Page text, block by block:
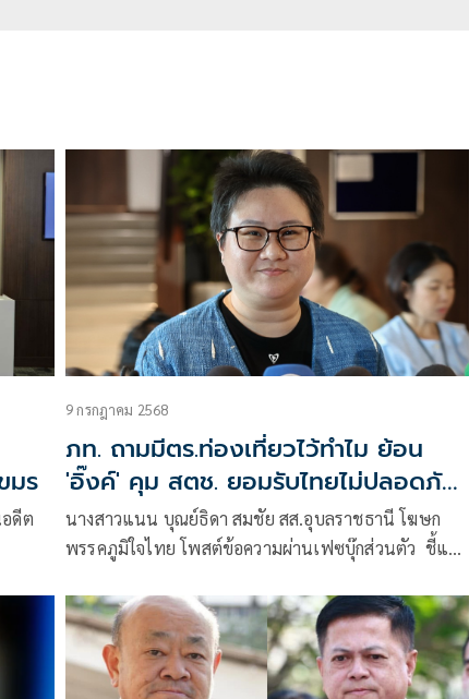
มร
ดีต
9 กรกฎาคม 2568
ภท. ถามมีตร.ท่องเที่ยวไว้ทำไม ย้อน
'อิ๊งค์' คุม สตช. ยอมรับไทยไม่ปลอดภัย
คนจีนหาย
นางสาวแนน บุณย์ธิดา สมชัย สส.อุบลราชธานี โฆษก
พรรคภูมิใจไทย โพสต์ข้อความผ่านเฟซบุ๊กส่วนตัว ชี้แจง
เมียนมา โดยยืนยันว่า กระทรวงมหาดไทยไม่สามารถ
ดำเนินการได้เองหากไม่มีมติ